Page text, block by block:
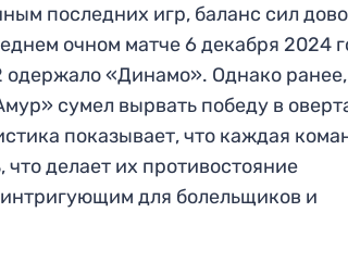
последних игр, баланс сил
очном матче 6 декабря 2024
одержало «Динамо». Однако
сумел вырвать победу в
показывает, что каждая
делает их противостояние
для болельщиков и